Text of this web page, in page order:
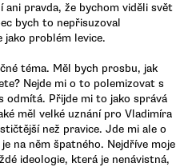
ani pravda, že bychom viděli svět
bych to nepřisuzoval
jako problém levice.
téma. Měl bych prosbu, jak
Nejde mi o to polemizovat s
odmítá. Přijde mi to jako správá
měl velké uznání pro Vladimíra
než pravice. Jde mi ale o
na něm špatného. Nejdříve moje
ideologie, která je nenávistná,